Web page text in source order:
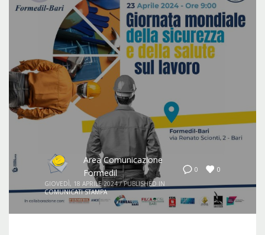
0 0
Area Comunicazione
Formedil
GIOVEDÌ, 18 APRILE 2024 / PUBLISHED IN
COMUNICATI STAMPA